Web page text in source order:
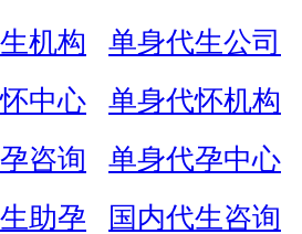
机构 单身代生公司
中心 单身代怀机构
咨询 单身代孕中心
助孕 国内代生咨询